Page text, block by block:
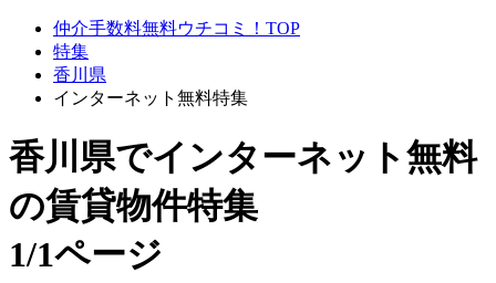
仲介手数料無料ウチコミ！TOP
特集
香川県
インターネット無料特集
香川県でインターネット無料
の賃貸物件特集
1/1ページ